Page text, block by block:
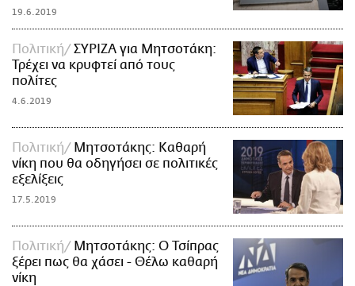
19.6.2019
Πολιτική
ΣΥΡΙΖΑ για Μητσοτάκη:
Τρέχει να κρυφτεί από τους
πολίτες
4.6.2019
Πολιτική
Μητσοτάκης: Καθαρή
νίκη που θα οδηγήσει σε πολιτικές
εξελίξεις
17.5.2019
Πολιτική
Μητσοτάκης: Ο Τσίπρας
ξέρει πως θα χάσει - Θέλω καθαρή
νίκη